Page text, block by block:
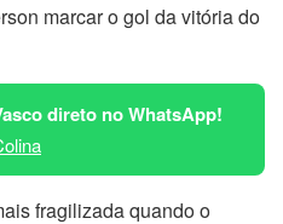
marcar o gol da vitória do
direto no WhatsApp!
fragilizada quando o